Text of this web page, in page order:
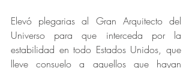
Elevó plegarias al Gran Arquitecto del
Universo para que interceda por la
estabilidad en todo Estados Unidos, que
lleve consuelo a aquellos que hayan